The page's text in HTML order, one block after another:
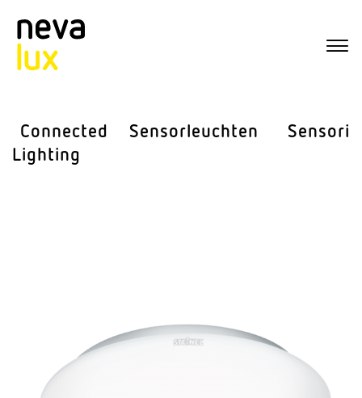
Connected
Lighting
Sensor­leuchten Sensorik